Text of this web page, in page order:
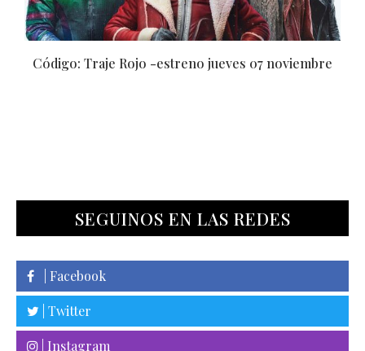
Código: Traje Rojo -estreno jueves 07 noviembre
SEGUINOS EN LAS REDES
| Facebook
| Twitter
| Instagram